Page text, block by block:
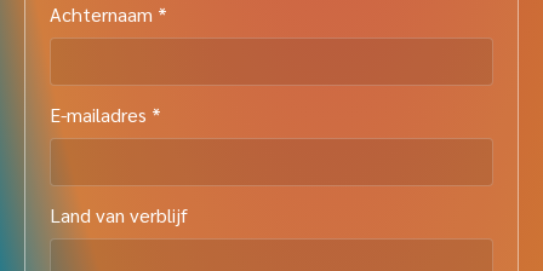
Achternaam *
E-mailadres *
Land van verblijf